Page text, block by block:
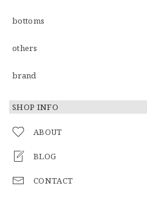
bottoms
others
brand
SHOP INFO
ABOUT
BLOG
CONTACT